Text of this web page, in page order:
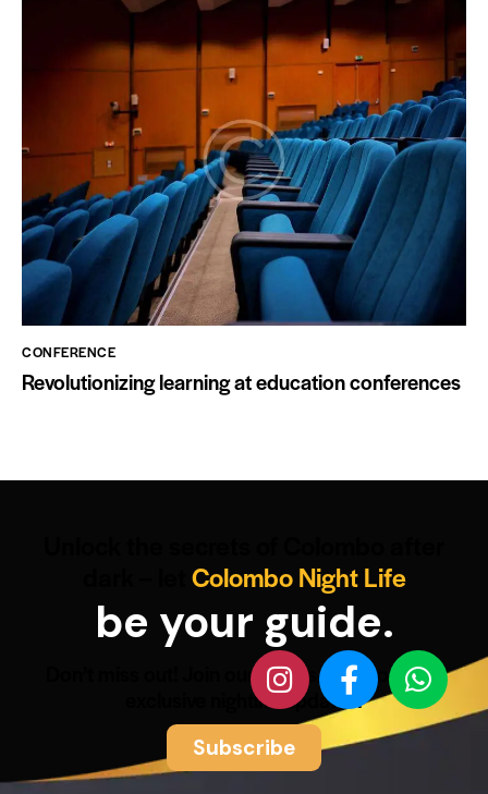
CONFERENCE
Revolutionizing learning at education conferences
Colombo Night Life
be your guide.
Don’t miss out! Join our WhatsApp group for
exclusive nightlife updates.
Subscribe